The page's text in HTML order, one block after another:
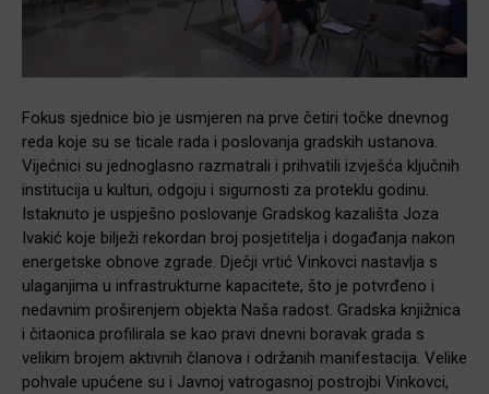
Fokus sjednice bio je usmjeren na prve četiri točke dnevnog
reda koje su se ticale rada i poslovanja gradskih ustanova.
Vijećnici su jednoglasno razmatrali i prihvatili izvješća ključnih
institucija u kulturi, odgoju i sigurnosti za proteklu godinu.
Istaknuto je uspješno poslovanje Gradskog kazališta Joza
Ivakić koje bilježi rekordan broj posjetitelja i događanja nakon
energetske obnove zgrade. Dječji vrtić Vinkovci nastavlja s
ulaganjima u infrastrukturne kapacitete, što je potvrđeno i
nedavnim proširenjem objekta Naša radost. Gradska knjižnica
i čitaonica profilirala se kao pravi dnevni boravak grada s
velikim brojem aktivnih članova i održanih manifestacija. Velike
pohvale upućene su i Javnoj vatrogasnoj postrojbi Vinkovci,